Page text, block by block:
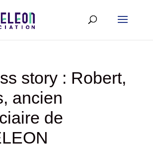
story : Robert,
ancien
de